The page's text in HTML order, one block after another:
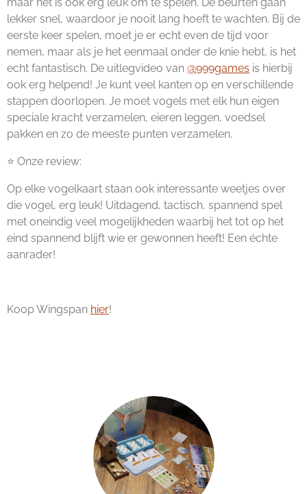
lekker snel, waardoor je nooit lang hoeft te wachten. Bij de
eerste keer spelen, moet je er echt even de tijd voor
nemen, maar als je het eenmaal onder de knie hebt, is het
echt fantastisch. De uitlegvideo van @999games is hierbij
ook erg helpend! Je kunt veel kanten op en verschillende
stappen doorlopen. Je moet vogels met elk hun eigen
speciale kracht verzamelen, eieren leggen, voedsel
pakken en zo de meeste punten verzamelen.
⭐ Onze review:
Op elke vogelkaart staan ook interessante weetjes over
die vogel, erg leuk! Uitdagend, tactisch, spannend spel
met oneindig veel mogelijkheden waarbij het tot op het
eind spannend blijft wie er gewonnen heeft! Een échte
aanrader!
Koop Wingspan hier!